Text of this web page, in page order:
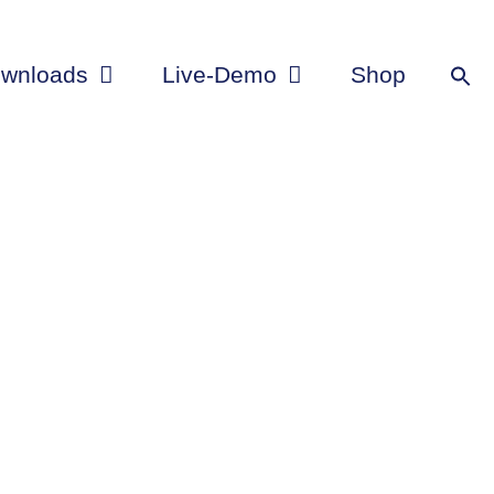
Live-Demo Shop